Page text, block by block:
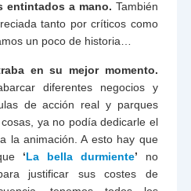
entintados a mano. También
tanto por críticos como
un poco de historia…
en su mejor momento.
diferentes negocios y
de acción real y parques
ya no podía dedicarle el
la animación. A esto hay que
‘La bella durmiente’ no
justificar sus costes de